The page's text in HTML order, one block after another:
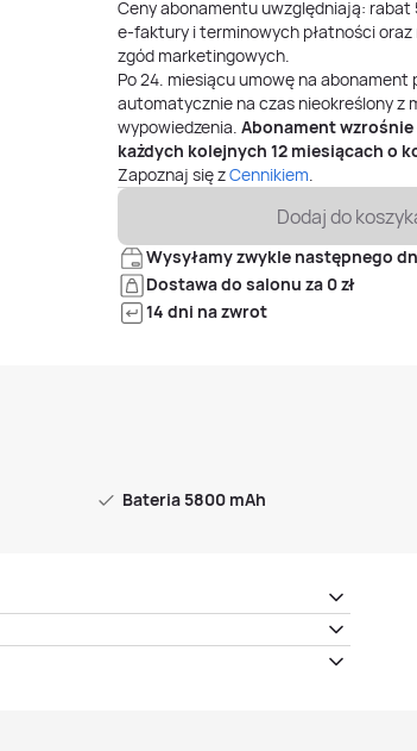
Ceny abonamentu uwzględniają: rabat
e-faktury i terminowych płatności oraz
zgód marketingowych.
Po24. miesiącu umowę na abonament
automatycznie na czas nieokreślony z
wypowiedzenia. Abonament wzrośnie
każdych kolejnych 12 miesiącach o
Zapoznaj się zCennikiem.
Dodaj do
Wysyłamy zwykle następnego
Dostawa do salonu za 0 zł
14 dni na zwrot
Bateria 5800 mAh